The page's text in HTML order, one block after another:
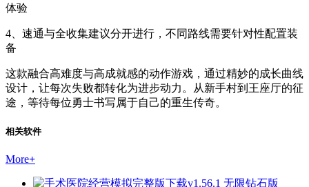
体验
4、速通与全收集建议分开进行，不同路线需要针对性配置装
备
这款融合高难度与高成就感的动作游戏，通过精妙的成长曲线
设计，让每次失败都转化为进步动力。从新手村到王座厅的征
途，等待每位勇士书写属于自己的重生传奇。
相关软件
More+